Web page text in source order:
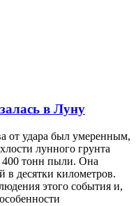
в Луну
от удара был умеренным,
лунного грунта
400 тонн пыли. Она
в десятки километров.
этого события и,